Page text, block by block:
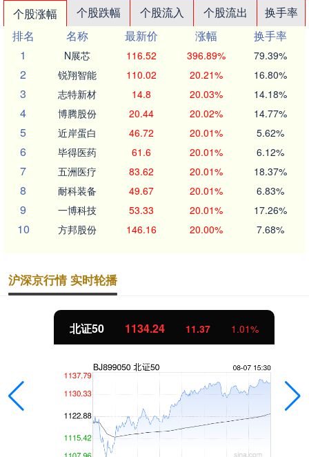
个股涨幅 个股跌幅 个股流入 个股流出
换手率
排名
名称 最新价 涨幅
换手率
1
N展芯 116.52 396.89% 79.39%
2 锐翔智能 110.02 20.21% 16.80%
3 志特新材 14.8 20.03% 14.18%
4 博腾股份 20.44 20.02% 14.77%
5 近岸蛋白 46.72 20.01% 5.62%
6 毕得医药 61.6 20.01% 6.12%
7 五洲医疗 83.62 20.01% 18.37%
8 耐科装备 49.67 20.01% 6.83%
9 一博科技 53.33 20.01% 17.26%
10 方邦股份 146.16 20.00% 7.68%
沪深京行情 实时轮播
北证50 1134.24 11.37 1.01%